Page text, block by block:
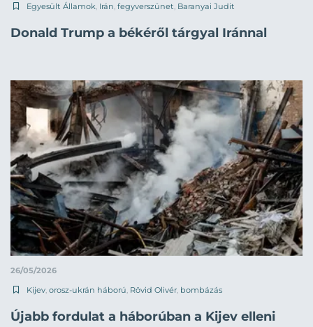
Egyesült Államok Irán fegyverszünet Baranyai Judit
Donald Trump a békéről tárgyal Iránnal
26/05/2026
Kijev, orosz-ukrán háború, Rövid Olivér, bombázás
Újabb fordulat a háborúban a Kijev elleni